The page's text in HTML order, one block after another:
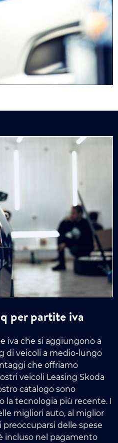
per partite iva
iva che si aggiungono a
di veicoli a medio-lungo
che offriamo
veicoli Leasing Skoda
catalogo sono
tecnologia più recente. I
migliori auto, al miglior
preoccuparsi delle spese
incluso nel pagamento